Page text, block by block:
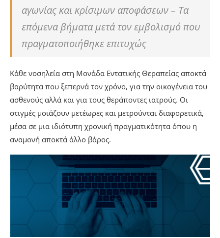
αγωνίας και κρίσιμων αποφάσεων – Τα
επόμενα βήματα μετά τον εμβολισμό που
πραγματοποιήθηκε επιτυχώς
Κάθε νοσηλεία στη Μονάδα Εντατικής Θεραπείας αποκτά
βαρύτητα που ξεπερνά τον χρόνο, για την οικογένεια του
ασθενούς αλλά και για τους θεράποντες ιατρούς. Οι
στιγμές μοιάζουν μετέωρες και μετρούνται διαφορετικά,
μέσα σε μια ιδιότυπη χρονική πραγματικότητα όπου η
αναμονή αποκτά άλλο βάρος.